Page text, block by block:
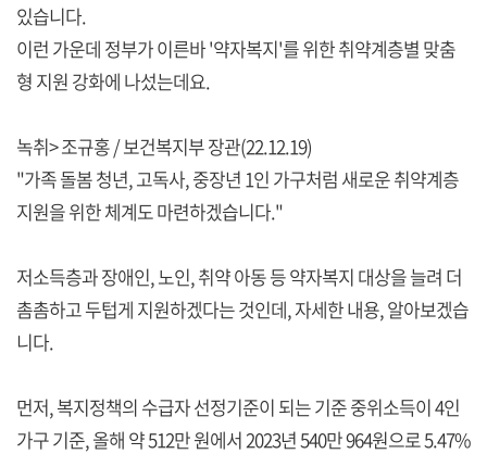
있습니다.
이런 가운데 정부가 이른바 '약자복지'를 위한 취약계층별 맞춤
형 지원 강화에 나섰는데요.
녹취> 조규홍 / 보건복지부 장관(22.12.19)
"가족 돌봄 청년, 고독사, 중장년 1인 가구처럼 새로운 취약계층
지원을 위한 체계도 마련하겠습니다."
저소득층과 장애인, 노인, 취약 아동 등 약자복지 대상을 늘려 더
촘촘하고 두텁게 지원하겠다는 것인데, 자세한 내용, 알아보겠습
니다.
먼저, 복지정책의 수급자 선정기준이 되는 기준 중위소득이 4인
가구 기준, 올해 약 512만 원에서 2023년 540만 964원으로 5.47%